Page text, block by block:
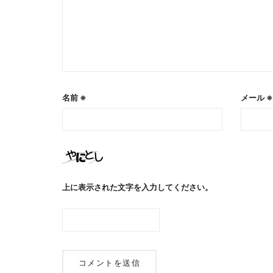
名前 ※ メール※
上に表示された文字を入力してください。